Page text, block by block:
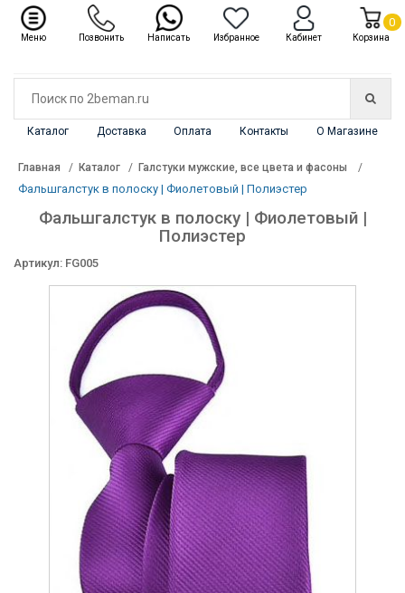
Каталог Доставка Оплата Контакты О Магазине
Каталог ✖
Главная Каталог Галстуки мужские, все цвета и фасоны
Фальшгалстук в полоску | Фиолетовый | Полиэстер
Фальшгалстук в полоску | Фиолетовый |
Полиэстер
Артикул: FG005
Меню Позвонить Написать Избранное Кабинет Корзина
0